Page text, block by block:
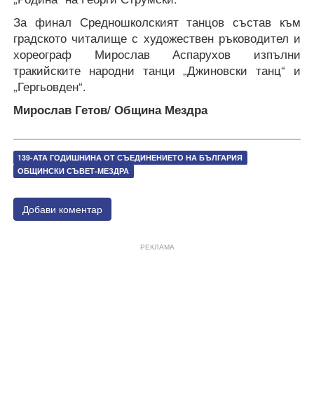
За финал Средношколският танцов състав към
градското читалище с художествен ръководител и
хореограф Мирослав Аспарухов изпълни
тракийските народни танци „Джиновски танц“ и
„Гергьовден“.
Мирослав Гетов/ Община Мездра
139-АТА ГОДИШНИНА ОТ СЪЕДИНЕНИЕТО НА БЪЛГАРИЯ
ОБЩИНСКИ СЪВЕТ-МЕЗДРА
Добави коментар
РЕКЛАМА